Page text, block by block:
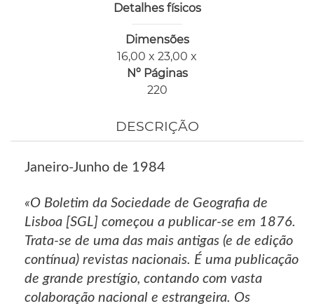
Detalhes físicos
Dimensões
16,00 x 23,00 x
Nº Páginas
220
DESCRIÇÃO
Janeiro-Junho de 1984
«O Boletim da Sociedade de Geografia de
Lisboa [SGL] começou a publicar-se em 1876.
Trata-se de uma das mais antigas (e de edição
contínua) revistas nacionais. É uma publicação
de grande prestígio, contando com vasta
colaboração nacional e estrangeira. Os